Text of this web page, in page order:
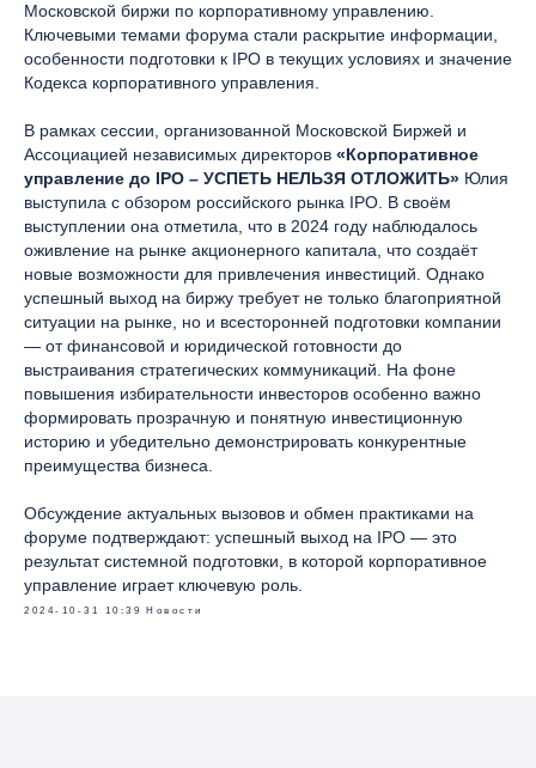
Московской биржи по корпоративному управлению.
Ключевыми темами форума стали раскрытие информации,
особенности подготовки к IPO в текущих условиях и значение
Кодекса корпоративного управления.
В рамках сессии, организованной Московской Биржей и
Ассоциацией независимых директоров «Корпоративное
управление до IPO – УСПЕТЬ НЕЛЬЗЯ ОТЛОЖИТЬ» Юлия
выступила с обзором российского рынка IPO. В своём
выступлении она отметила, что в 2024 году наблюдалось
оживление на рынке акционерного капитала, что создаёт
новые возможности для привлечения инвестиций. Однако
успешный выход на биржу требует не только благоприятной
ситуации на рынке, но и всесторонней подготовки компании
— от финансовой и юридической готовности до
выстраивания стратегических коммуникаций. На фоне
повышения избирательности инвесторов особенно важно
формировать прозрачную и понятную инвестиционную
историю и убедительно демонстрировать конкурентные
преимущества бизнеса.
Обсуждение актуальных вызовов и обмен практиками на
форуме подтверждают: успешный выход на IPO — это
результат системной подготовки, в которой корпоративное
управление играет ключевую роль.
2024-10-31 10:39 Новости